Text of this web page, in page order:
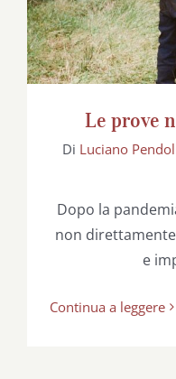
Le prove
Di Luciano
Dopo la
non
e
Continua a leggere